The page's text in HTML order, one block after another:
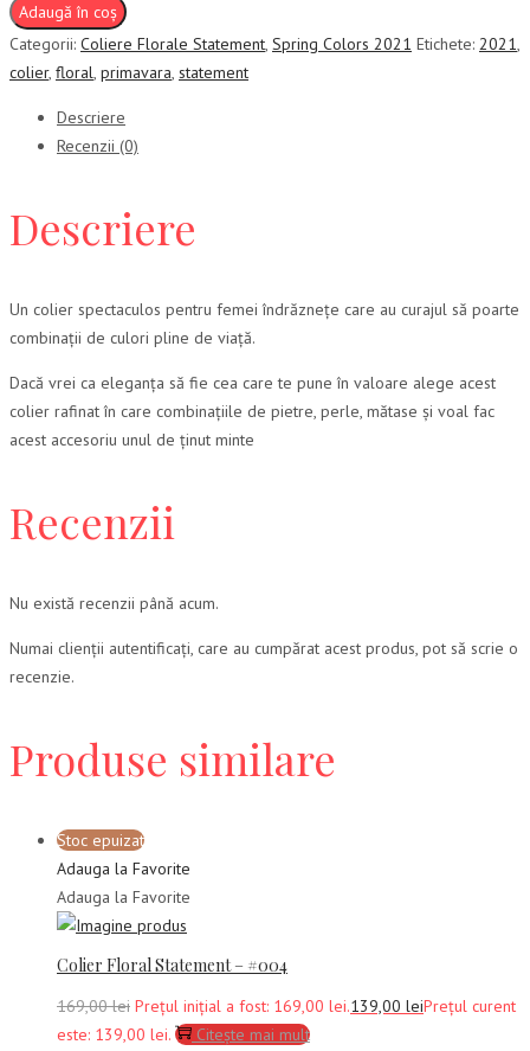
Adaugă în coș
Categorii: Coliere Florale Statement, Spring Colors 2021 Etichete: 2021,
colier, floral, primavara, statement
Descriere
Recenzii (0)
Descriere
Un colier spectaculos pentru femei îndrăznețe care au curajul să poarte
combinații de culori pline de viață.
Dacă vrei ca eleganța să fie cea care te pune în valoare alege acest
colier rafinat în care combinațiile de pietre, perle, mătase și voal fac
acest accesoriu unul de ținut minte
Recenzii
Nu există recenzii până acum.
Numai clienții autentificați, care au cumpărat acest produs, pot să scrie o
recenzie.
Produse similare
Stoc epuizat
Adauga la Favorite
Adauga la Favorite
Colier Floral Statement – #004
169,00lei Prețul inițial a fost: 169,00 lei.139,00 leiPrețul curent
este: 139,00 lei.
Citește mai mult